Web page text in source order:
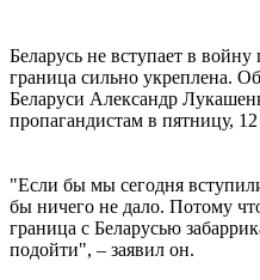
Беларусь не вступает в
граница сильно укреплена.
Беларуси Александр
пропагандистам в пятницу, 12
"Если бы мы сегодня
бы ничего не дало. Потому
граница с Беларусью
подойти", – заявил он.